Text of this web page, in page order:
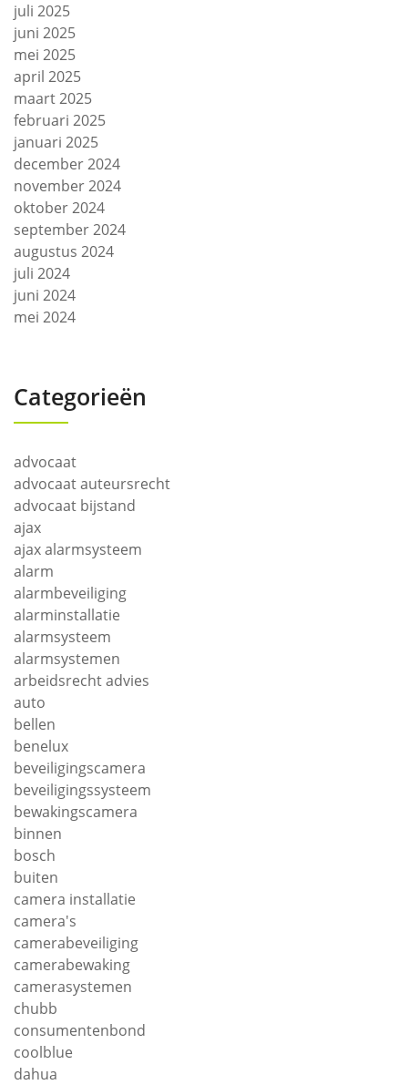
juli 2025
juni 2025
mei 2025
april 2025
maart 2025
februari 2025
januari 2025
december 2024
november 2024
oktober 2024
september 2024
augustus 2024
juli 2024
juni 2024
mei 2024
Categorieën
advocaat
advocaat auteursrecht
advocaat bijstand
ajax
ajax alarmsysteem
alarm
alarmbeveiliging
alarminstallatie
alarmsysteem
alarmsystemen
arbeidsrecht advies
auto
bellen
benelux
beveiligingscamera
beveiligingssysteem
bewakingscamera
binnen
bosch
buiten
camera installatie
camera's
camerabeveiliging
camerabewaking
camerasystemen
chubb
consumentenbond
coolblue
dahua